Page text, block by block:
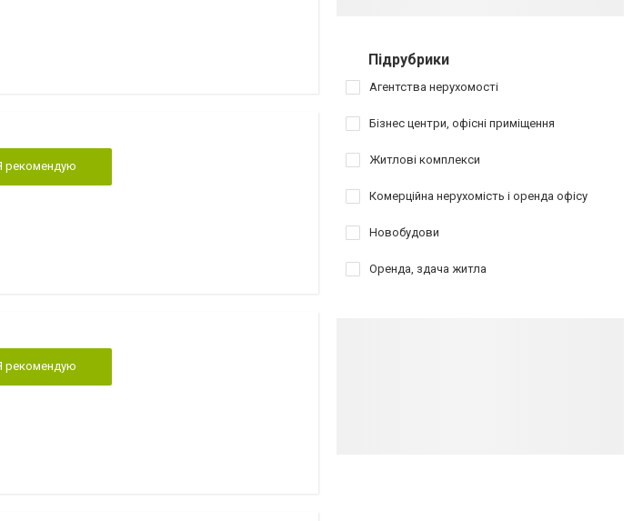
рекомендую
рекомендую
Підрубрики
Агентства нерухомості
Бізнес центри, офісні приміщення
Житлові комплекси
Комерційна нерухомість і оренда офісу
Новобудови
Оренда, здача житла